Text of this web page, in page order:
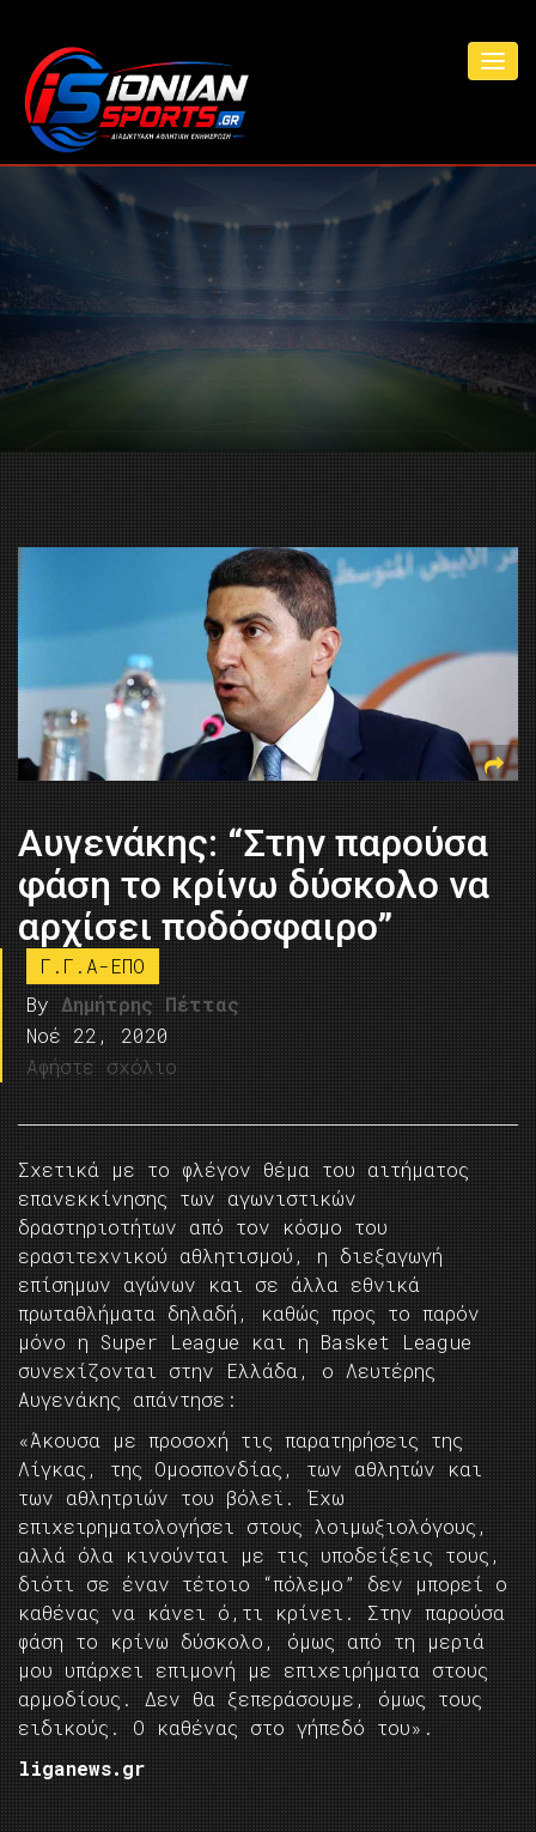
Αυγενάκης: “Στην παρούσα
φάση το κρίνω δύσκολο να
αρχίσει ποδόσφαιρο”
Γ.Γ.Α-ΕΠΟ
By Δημήτρης Πέττας
Νοέ 22, 2020
Αφήστε σχόλιο
Σχετικά με το φλέγον θέμα του αιτήματος
επανεκκίνησης των αγωνιστικών
δραστηριοτήτων από τον κόσμο του
ερασιτεχνικού αθλητισμού, η διεξαγωγή
επίσημων αγώνων και σε άλλα εθνικά
πρωταθλήματα δηλαδή, καθώς προς το παρόν
μόνο η Super League και η Basket League
συνεχίζονται στην Ελλάδα, ο Λευτέρης
Αυγενάκης απάντησε:
«Άκουσα με προσοχή τις παρατηρήσεις της
Λίγκας, της Ομοσπονδίας, των αθλητών και
των αθλητριών του βόλεϊ. Έχω
επιχειρηματολογήσει στους λοιμωξιολόγους,
αλλά όλα κινούνται με τις υποδείξεις τους,
διότι σε έναν τέτοιο “πόλεμο” δεν μπορεί ο
καθένας να κάνει ό,τι κρίνει. Στην παρούσα
φάση το κρίνω δύσκολο, όμως από τη μεριά
μου υπάρχει επιμονή με επιχειρήματα στους
αρμοδίους. Δεν θα ξεπεράσουμε, όμως τους
ειδικούς. Ο καθένας στο γήπεδό του».
liganews.gr